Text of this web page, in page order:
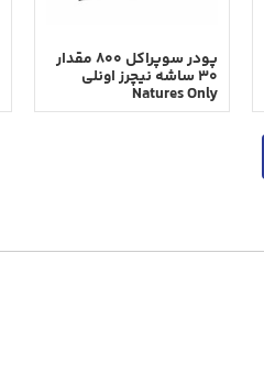
پودر سوپراکل ۸۰۰ مقدار
۳۰ ساشه نیچرز اونلی
Natures Only